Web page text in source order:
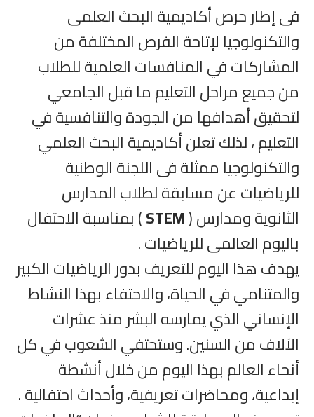
فى إطار حرص أكاديمية البحث العلمى
والتكنولوجيا لإتاحة الفرص المختلفة من
المشاركات في المنافسات العلمية للطلاب
من جميع مراحل التعليم ما قبل الجامعي
لتحقيق أهدافها من الجودة والتنافسية في
التعليم ، لذلك تعلن أكاديمية البحث العلمي
والتكنولوجيا ممثلة فى اللجنة الوطنية
للرياضيات عن مسابقة لطلاب المدارس
الثانوية ومدارس (STEM
) بمناسبة الاحتفال
باليوم العالمى للرياضيات .
يهدف هذا اليوم للتعريف بدور الرياضيات الكبير
والمتنامي في الحياة، والاحتفاء بهذا النشاط
الإنساني الذي يمارسه البشر منذ عشرات
الآلاف من السنين. وستحتفي الشعوب في كل
أنحاء العالم بهذا اليوم من خلال أنشطة
إبداعية، ومحاضرات تعريفية، وأحداث احتفالية .